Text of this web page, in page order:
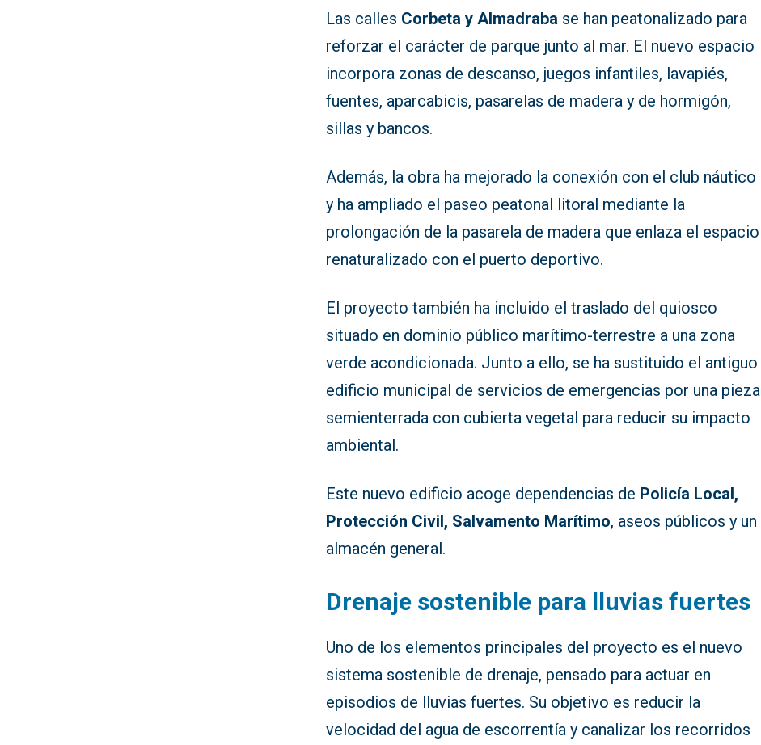
Las calles Corbeta y Almadraba se han peatonalizado para
reforzar el carácter de parque junto al mar. El nuevo espacio
incorpora zonas de descanso, juegos infantiles, lavapiés,
fuentes, aparcabicis, pasarelas de madera y de hormigón,
sillas y bancos.
Además, la obra ha mejorado la conexión con el club náutico
y ha ampliado el paseo peatonal litoral mediante la
prolongación de la pasarela de madera que enlaza el espacio
renaturalizado con el puerto deportivo.
El proyecto también ha incluido el traslado del quiosco
situado en dominio público marítimo-terrestre a una zona
verde acondicionada. Junto a ello, se ha sustituido el antiguo
edificio municipal de servicios de emergencias por una pieza
semienterrada con cubierta vegetal para reducir su impacto
ambiental.
Este nuevo edificio acoge dependencias de Policía Local,
Protección Civil, Salvamento Marítimo, aseos públicos y un
almacén general.
Drenaje sostenible para lluvias fuertes
Uno de los elementos principales del proyecto es el nuevo
sistema sostenible de drenaje, pensado para actuar en
episodios de lluvias fuertes. Su objetivo es reducir la
velocidad del agua de escorrentía y canalizar los recorridos